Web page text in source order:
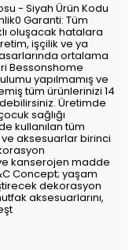
- Siyah Ürün Kodu
Garanti: Tüm
oluşacak hatalara
işçilik ve ya
ortalama
Bessonshome
yapılmamış ve
tüm ürünlerinizi 14
Üretimde
sağlığı
kullanılan tüm
aksesuarlar birinci
kanserojen madde
Concept; yaşam
dekorasyon
aksesuarlarını,